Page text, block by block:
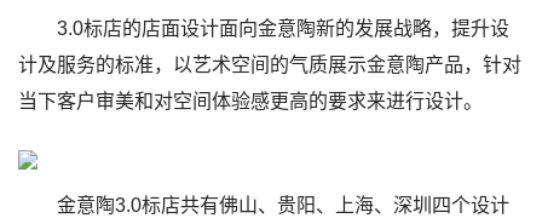
3.0标店的店面设计面向金意陶新的发展战略，提升设
计及服务的标准，以艺术空间的气质展示金意陶产品，针对
当下客户审美和对空间体验感更高的要求来进行设计。
金意陶3.0标店共有佛山、贵阳、上海、深圳四个设计